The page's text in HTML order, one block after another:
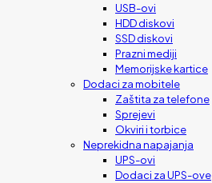
USB-ovi
HDD diskovi
SSD diskovi
Prazni mediji
Memorijske kartice
Dodaci za mobitele
Zaštita za telefone
Sprejevi
Okviri i torbice
Neprekidna napajanja
UPS-ovi
Dodaci za UPS-ove